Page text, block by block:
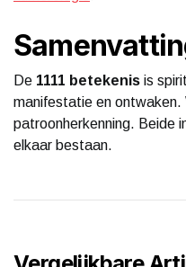
De 1111 betekenis is
manifestatie en ontwaken.
patroonherkenning. Beide
elkaar bestaan.